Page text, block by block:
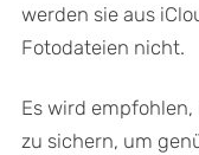
werden sie aus
Fotodateien nicht.
Es wird
zu sichern, um